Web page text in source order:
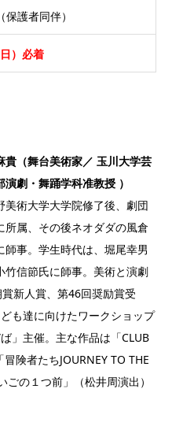
護者同伴）
）必着
貴（舞台美術家／ 玉川大学芸
演劇・舞踊学科准教授 ）
美術大学大学院修了後、劇団
所属、その後ネオダダの風倉
師事。学生時代は、堀尾幸男
竹信節氏に師事。美術と演劇
新人賞、第46回奨励賞受
も達に向けたワークショップ
」主催。主な作品は「CLUB
険者たちJOURNEY TO THE
の１つ前」（松井周演出）